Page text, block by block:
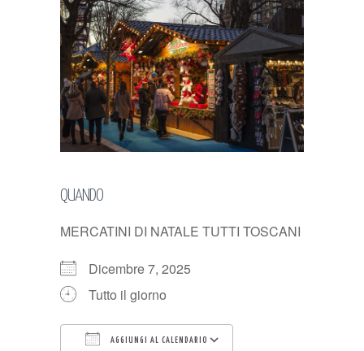
QUANDO
MERCATINI DI NATALE TUTTI TOSCANI
Dicembre 7, 2025
Tutto il giorno
AGGIUNGI AL CALENDARIO